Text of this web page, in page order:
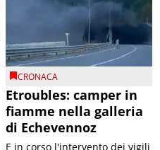
CRONACA
Etroubles: camper in
fiamme nella galleria
di Echevennoz
E in corso l'intervento dei vigili